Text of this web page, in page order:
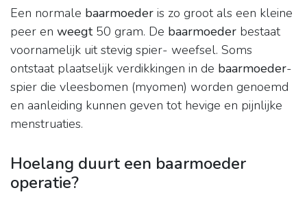
Een normale baarmoeder is zo groot als een kleine
peer en weegt50 gram. De baarmoeder bestaat
voornamelijk uit stevig spier- weefsel. Soms
ontstaat plaatselijk verdikkingen in de baarmoeder-
spier die vleesbomen (myomen) worden genoemd
en aanleiding kunnen geven tot hevige en pijnlijke
menstruaties.
Hoelang duurt een baarmoeder
operatie?